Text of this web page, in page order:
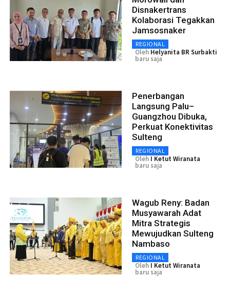
Disnakertrans
Kolaborasi Tegakkan
Jamsosnaker
REGIONAL
Oleh Helyanita BR Surbakti
baru saja
Penerbangan
Langsung Palu–
Guangzhou Dibuka,
Perkuat Konektivitas
Sulteng
REGIONAL
Oleh I Ketut Wiranata
baru saja
Wagub Reny: Badan
Musyawarah Adat
Mitra Strategis
Mewujudkan Sulteng
Nambaso
REGIONAL
Oleh I Ketut Wiranata
baru saja